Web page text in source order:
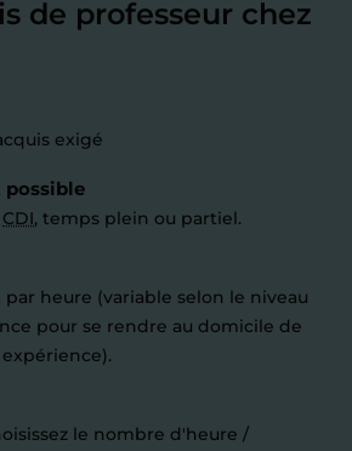
de professeur chez
exigé
possible
CDI, temps plein ou partiel.
par heure (variable selon le niveau
pour se rendre au domicile de
le nombre d'heure /